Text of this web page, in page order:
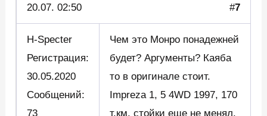
20.07. 02:50 #7
H-Specter
Регистрация:
30.05.2020
Сообщений:
73
Чем это Монро понадежней
будет? Аргументы? Каяба
то в оригинале стоит.
Impreza 1, 5 4WD 1997, 170
т.км. стойки еще не менял.